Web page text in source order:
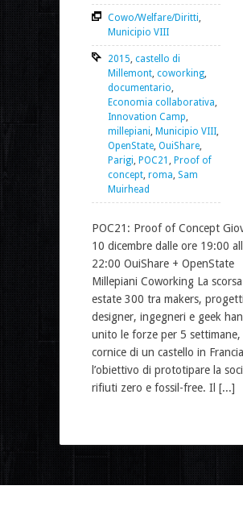
Cowo/Welfare/Diritti
Municipio VIII
2015 castello di
Millemont coworking
documentario
Economia collaborativa
Innovation Camp
millepiani Municipio VIII
OpenState OuiShare
Parigi POC21
Proof of
concept roma Sam
Muirhead
POC21: Proof of Concept
10 dicembre dalle ore 19:00
22:00 OuiShare + OpenState
Millepiani Coworking La scorsa
estate 300 tra makers,
designer, ingegneri e geek
unito le forze per 5 settimane,
cornice di un castello in
l’obiettivo di prototipare la
rifiuti zero e fossil-free. Il [...]